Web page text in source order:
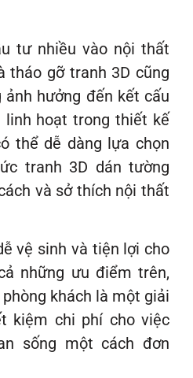
tư nhiều vào nội thất
tháo gỡ tranh 3D cũng
ảnh hưởng đến kết cấu
linh hoạt trong thiết kế
thể dễ dàng lựa chọn
tranh 3D dán tường
và sở thích nội thất
vệ sinh và tiện lợi cho
những ưu điểm trên,
khách là một giải
kiệm chi phí cho việc
sống một cách đơn